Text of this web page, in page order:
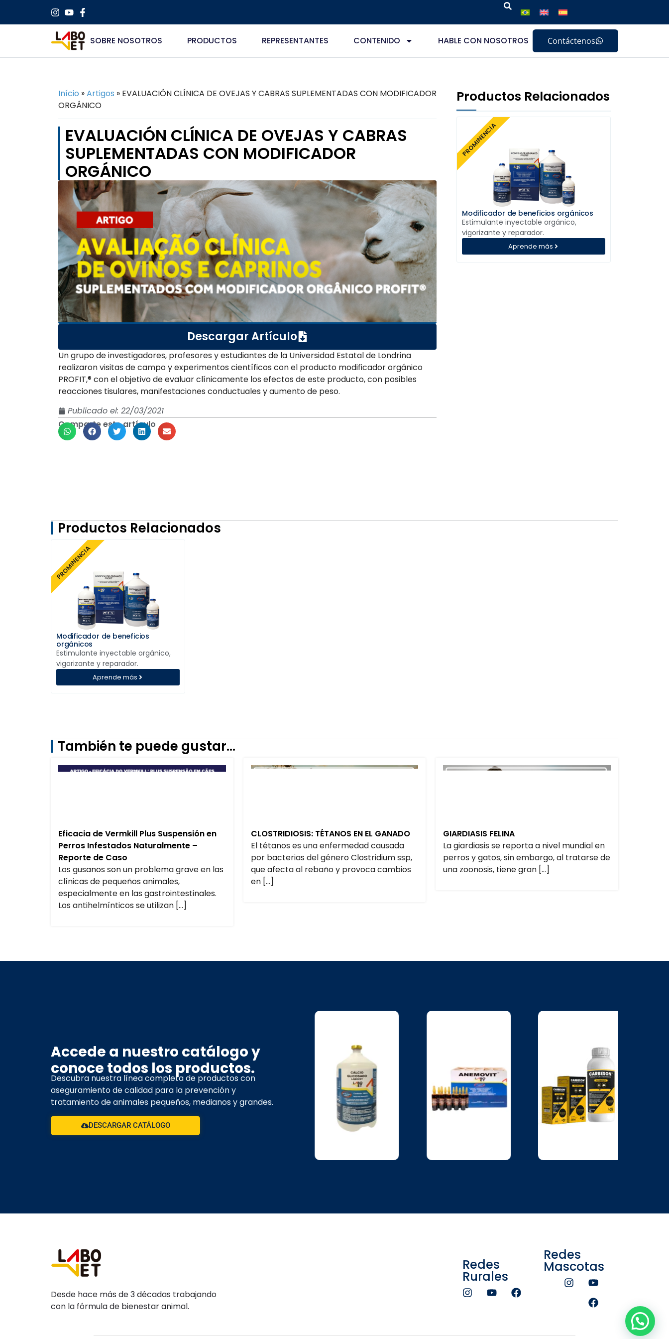
SOBRE NOSOTROS PRODUCTOS REPRESENTANTES CONTENIDO HABLE CON NOSOTROS Contáctenos
Início »Artigos » EVALUACIÓN CLÍNICA DE OVEJAS Y CABRAS SUPLEMENTADAS CON MODIFICADOR
ORGÁNICO
EVALUACIÓN CLÍNICA DE OVEJAS Y CABRAS
SUPLEMENTADAS CON MODIFICADOR
ORGÁNICO
Descargar Artículo
Un grupo de investigadores, profesores y estudiantes de la Universidad Estatal de Londrina
realizaron visitas de campo y experimentos científicos con el producto modificador orgánico
PROFIT,® con el objetivo de evaluar clínicamente los efectos de este producto, con posibles
reacciones tisulares, manifestaciones conductuales y aumento de peso.
Publicado el: 22/03/2021
Comparte este artículo
Productos Relacionados
PROMINENCIA
Aprende más
Modificador de beneficios orgánicos
Estimulante inyectable orgánico,
vigorizante y reparador.
Productos Relacionados
PROMINENCIA
Aprende más
Modificador de beneficios
orgánicos
Estimulante inyectable orgánico,
vigorizante y reparador.
También te puede gustar...
Eficacia de Vermkill Plus Suspensión en
Perros Infestados Naturalmente –
Reporte de Caso
Los gusanos son un problema grave en las
clínicas de pequeños animales,
especialmente en las gastrointestinales.
Los antihelmínticos se utilizan […]
CLOSTRIDIOSIS: TÉTANOS EN EL GANADO
El tétanos es una enfermedad causada
por bacterias del género Clostridium ssp,
que afecta al rebaño y provoca cambios
en […]
GIARDIASIS FELINA
La giardiasis se reporta a nivel mundial en
perros y gatos, sin embargo, al tratarse de
una zoonosis, tiene gran […]
Accede a nuestro catálogo y
conoce todos los productos.
Descubra nuestra línea completa de productos con
aseguramiento de calidad para la prevención y
tratamiento de animales pequeños, medianos y grandes.
DESCARGAR CATÁLOGO
Desde hace más de 3 décadas trabajando
con la fórmula de bienestar animal.
Redes
Rurales
Redes
Mascotas